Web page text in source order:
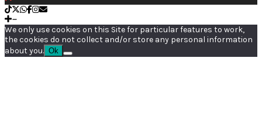
We only use cookies on this Site for particular features to work,
the cookies do not collect and/or store any personal information
about you. Ok